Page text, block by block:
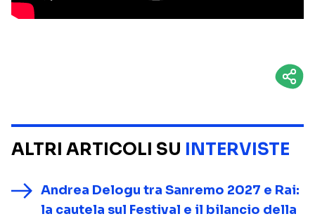
ALTRI ARTICOLI SU INTERVISTE
Andrea Delogu tra Sanremo 2027 e Rai:
la cautela sul Festival e il bilancio della